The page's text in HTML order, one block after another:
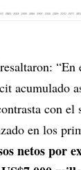
resaltaron:
acumulado
con el
en los
netos por